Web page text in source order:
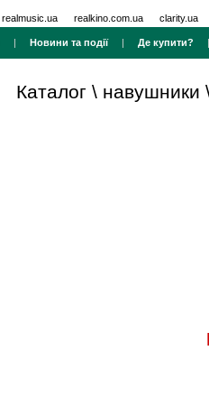
realmusic.ua realkino.com.ua clarity.ua
| Новини та події| Де купити?
Каталог \ навушники